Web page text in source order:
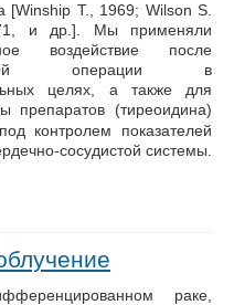
[Winship Т., 1969; Wilson S.
и др.]. Мы применяли
воздействие после
операции в
целях, а также для
препаратов (тиреоидина)
контролем показателей
сосудистой системы.
раке,